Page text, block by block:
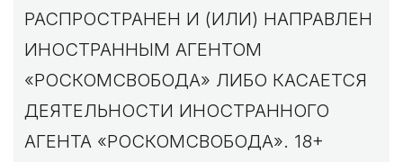
РАСПРОСТРАНЕН И (ИЛИ) НАПРАВЛЕН
ИНОСТРАННЫМ АГЕНТОМ
«РОСКОМСВОБОДА» ЛИБО КАСАЕТСЯ
ДЕЯТЕЛЬНОСТИ ИНОСТРАННОГО
АГЕНТА «РОСКОМСВОБОДА». 18+